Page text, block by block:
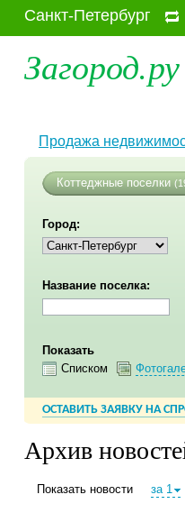
Санкт-Петербург
Загород.ру
Продажа
Коттеджные поселки
Город:
Название поселка:
Показать
Списком
ОСТАВИТЬ ЗАЯВКУ НА
Архив
Показать новости за 1